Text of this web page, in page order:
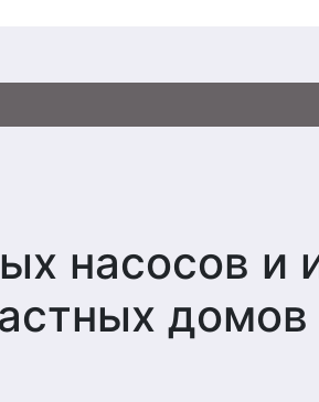
насосов и
домов